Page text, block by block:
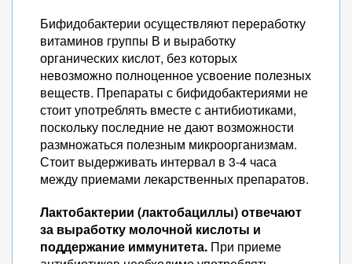
Бифидобактерии осуществляют переработку
витаминов группы В и выработку
органических кислот, без которых
невозможно полноценное усвоение полезных
веществ. Препараты с бифидобактериями не
стоит употреблять вместе с антибиотиками,
поскольку последние не дают возможности
размножаться полезным микроорганизмам.
Стоит выдерживать интервал в 3-4 часа
между приемами лекарственных препаратов.
Лактобактерии (лактобациллы) отвечают
за выработку молочной кислоты и
поддержание иммунитета. При приеме